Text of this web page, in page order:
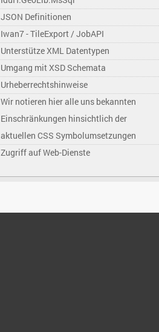
JSON Definitionen
Iwan7 - TileExport / JobAPI
Unterstütze XML Datentypen
Umgang mit XSD Schemata
Urheberrechtshinweise
Wir notieren hier alle uns bekannten
Einschränkungen hinsichtlich der
aktuellen CSS Symbolumsetzungen
Zugriff auf Web-Dienste